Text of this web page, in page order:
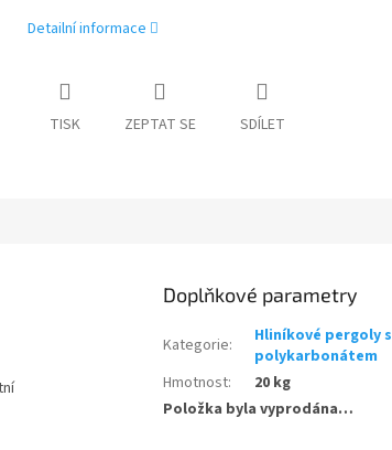
Detailní informace
TISK ZEPTAT SE SDÍLET
Doplňkové parametry
Kategorie:
Hliníkové pergoly s
polykarbonátem
Hmotnost:
20 kg
Položka byla vyprodána…